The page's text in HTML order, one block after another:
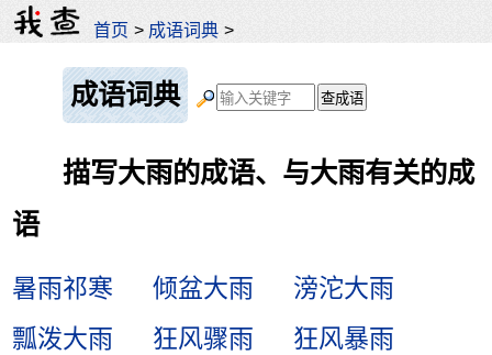
首页 > 成语词典 >
成语词典
描写大雨的成语、与大雨有关的成
语
暑雨祁寒 倾盆大雨
滂沱大雨
瓢泼大雨
狂风骤雨
狂风暴雨